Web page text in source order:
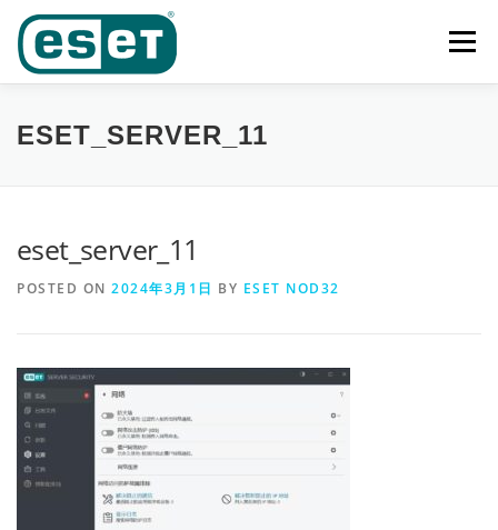
content
Menu
首页 功能 产品及业务范围
ESET_SERVER_11
eset_server_11
POSTED ON 2024年3月1日 BY ESET NOD32